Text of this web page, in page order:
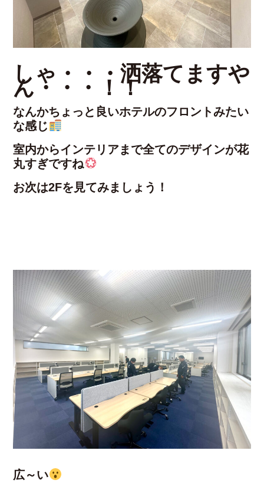
しゃ・・・洒落てますや
ん・・・！！
なんかちょっと良いホテルのフロントみたい
な感じ
室内からインテリアまで全てのデザインが花
丸すぎですね
お次は2Fを見てみましょう！
広～い